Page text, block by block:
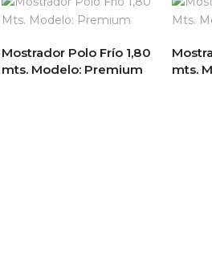
Mostrador Polo Frío 1,80
mts. Modelo: Premium
mts.